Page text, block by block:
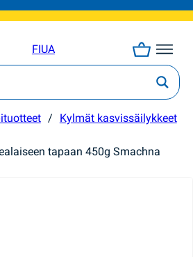
FIUA
/
Kylmät kasvissäilykkeet
tapaan 450g Smachna